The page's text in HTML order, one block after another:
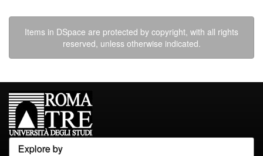
Items in DSpace are protected by copyright, with all rights
reserved, unless otherwise indicated.
Explore by